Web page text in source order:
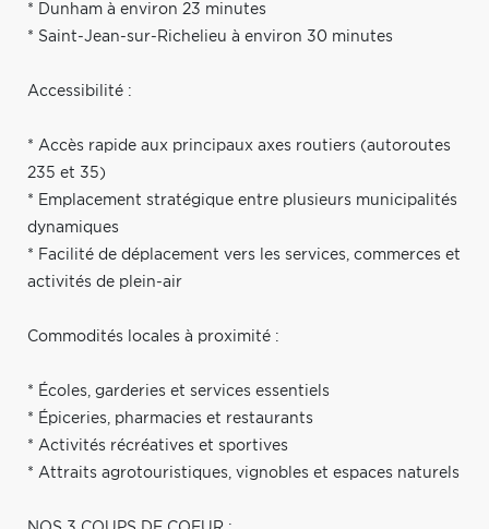
* Dunham à environ 23 minutes
* Saint-Jean-sur-Richelieu à environ 30 minutes
Accessibilité :
* Accès rapide aux principaux axes routiers (autoroutes
235 et 35)
* Emplacement stratégique entre plusieurs municipalités
dynamiques
* Facilité de déplacement vers les services, commerces et
activités de plein-air
Commodités locales à proximité :
* Écoles, garderies et services essentiels
* Épiceries, pharmacies et restaurants
* Activités récréatives et sportives
* Attraits agrotouristiques, vignobles et espaces naturels